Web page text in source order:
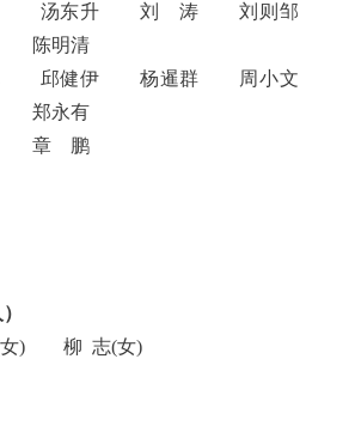
汤东升 刘 涛 刘则邹
陈明清
邱健伊 杨暹群 周小文
郑永有
章 鹏
) 柳 志(女)